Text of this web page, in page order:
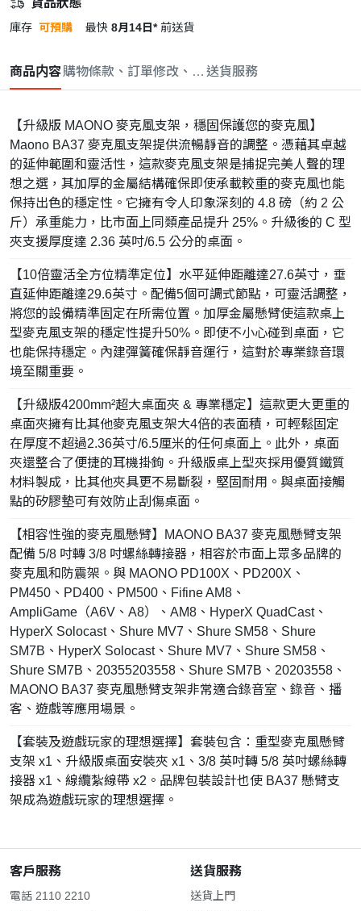
貨品狀態
庫存 可預購 最快 8月14日* 前送貨
商品内容購物條款、訂單修改、取消與退款政策
送貨服務
【升級版 MAONO 麥克風支架，穩固保護您的麥克風】
Maono BA37 麥克風支架提供流暢靜音的調整。憑藉其卓越
的延伸範圍和靈活性，這款麥克風支架是捕捉完美人聲的理
想之選，其加厚的金屬結構確保即使承載較重的麥克風也能
保持出色的穩定性。它擁有令人印象深刻的 4.8 磅（約 2 公
斤）承重能力，比市面上同類產品提升 25%。升級後的 C 型
夾支援厚度達 2.36 英吋/6.5 公分的桌面。
【10倍靈活全方位精準定位】水平延伸距離達27.6英寸，垂
直延伸距離達29.6英寸。配備5個可調式節點，可靈活調整，
將您的設備精準固定在所需位置。加厚金屬懸臂使這款桌上
型麥克風支架的穩定性提升50%。即使不小心碰到桌面，它
也能保持穩定。內建彈簧確保靜音運行，這對於專業錄音環
境至關重要。
【升級版4200mm²超大桌面夾 & 專業穩定】這款更大更重的
桌面夾擁有比其他麥克風支架大4倍的表面積，可輕鬆固定
在厚度不超過2.36英寸/6.5厘米的任何桌面上。此外，桌面
夾還整合了便捷的耳機掛鉤。升級版桌上型夾採用優質鐵質
材料製成，比其他夾具更不易斷裂，堅固耐用。與桌面接觸
點的矽膠墊可有效防止刮傷桌面。
【相容性強的麥克風懸臂】MAONO BA37 麥克風懸臂支架
配備 5/8 吋轉 3/8 吋螺絲轉接器，相容於市面上眾多品牌的
麥克風和防震架。與 MAONO PD100X、PD200X、
PM450、PD400、PM500、Fifine AM8、
AmpliGame（A6V、A8）、AM8、HyperX QuadCast、
HyperX Solocast、Shure MV7、Shure SM58、Shure
SM7B、HyperX Solocast、Shure MV7、Shure SM58、
Shure SM7B、20355203558、Shure SM7B、20203558、
MAONO BA37 麥克風懸臂支架非常適合錄音室、錄音、播
客、遊戲等應用場景。
【套裝及遊戲玩家的理想選擇】套裝包含：重型麥克風懸臂
支架 x1、升級版桌面安裝夾 x1、3/8 英吋轉 5/8 英吋螺絲轉
接器 x1、線纜紮線帶 x2。品牌包裝設計也使 BA37 懸臂支
架成為遊戲玩家的理想選擇。
客戶服務
電話 2110 2210
送貨服務
送貨上門